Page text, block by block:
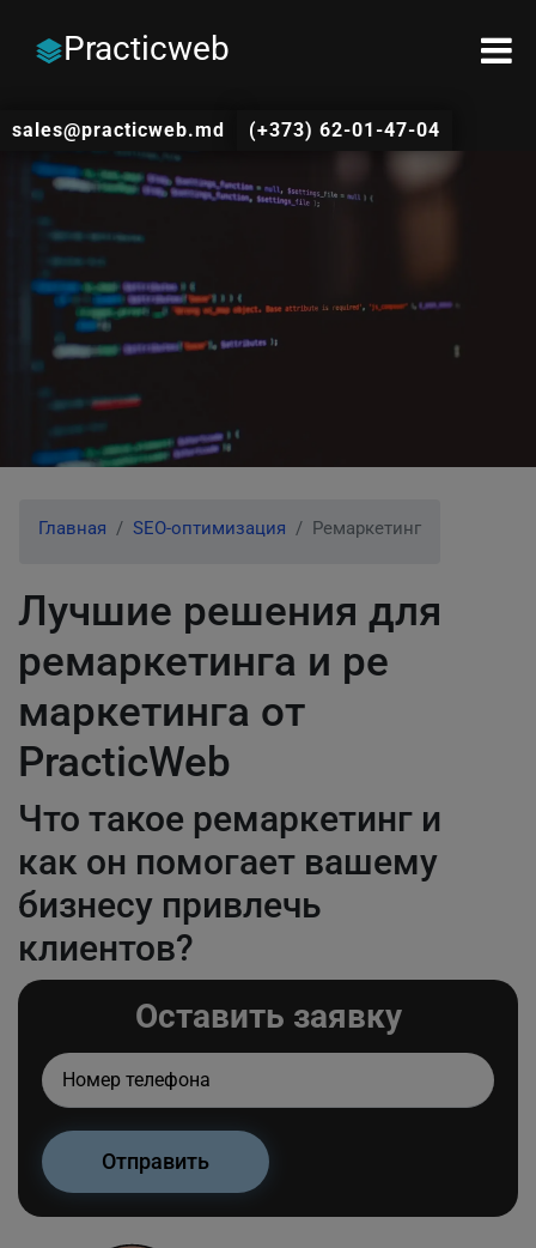
Practicweb
sales@practicweb.md (+373) 62-01-47-04
Главная SEO-оптимизация Ремаркетинг
Лучшие решения для
ремаркетинга и ре
маркетинга от
PracticWeb
Что такое ремаркетинг и
как он помогает вашему
бизнесу привлечь
клиентов?
Оставить заявку